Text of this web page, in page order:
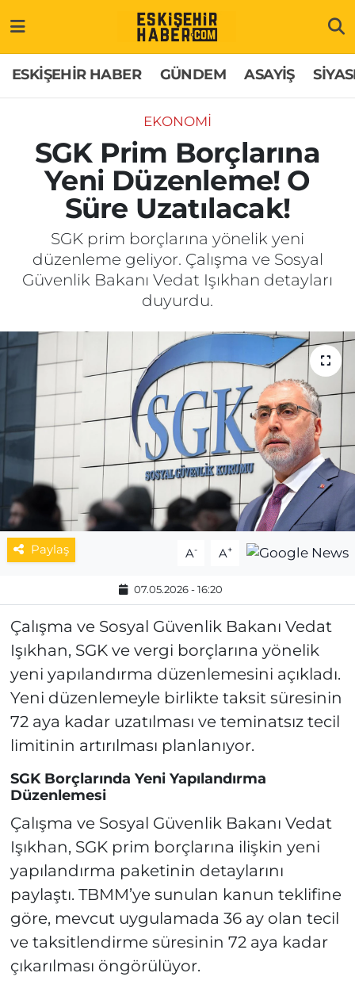
ESKİŞEHİR HABER GÜNDEM ASAYİŞ
EKONOMİ
SGK Prim Borçlarına
Yeni Düzenleme! O
Süre Uzatılacak!
SGK prim borçlarına yönelik yeni
düzenleme geliyor. Çalışma ve Sosyal
Güvenlik Bakanı Vedat Işıkhan detayları
duyurdu.
Paylaş A- A+
07.05.2026 - 16:20
Çalışma ve Sosyal Güvenlik Bakanı Vedat
Işıkhan, SGK ve vergi borçlarına yönelik
yeni yapılandırma düzenlemesini açıkladı.
Yeni düzenlemeyle birlikte taksit süresinin
72 aya kadar uzatılması ve teminatsız tecil
limitinin artırılması planlanıyor.
SGK Borçlarında Yeni Yapılandırma
Düzenlemesi
Çalışma ve Sosyal Güvenlik Bakanı Vedat
Işıkhan, SGK prim borçlarına ilişkin yeni
yapılandırma paketinin detaylarını
paylaştı. TBMM’ye sunulan kanun teklifine
göre, mevcut uygulamada 36 ay olan tecil
ve taksitlendirme süresinin 72 aya kadar
çıkarılması öngörülüyor.
GÜNDEM
ASAYİŞ
SİYASET
EKONOMİ
SAĞLIK
MAGAZİN
ESKİŞEHİRSPOR
Hakkımızda
İletişim
Künye
Odunpazarı Trafik Yoğunluk Haritası
Süper Lig Puan Durumu ve Fikstür
Tüm Manşetler
Son Dakika Haberleri
Haber Arşivi